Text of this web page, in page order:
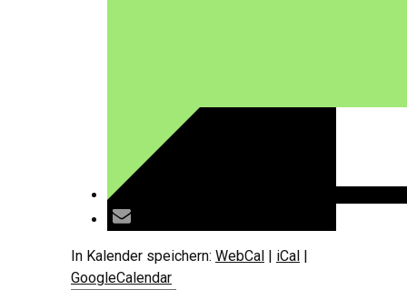
In Kalender speichern: WebCal | iCal |
GoogleCalendar